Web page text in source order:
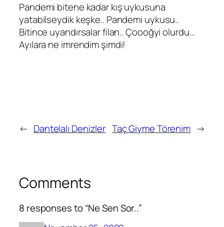
Pandemi bitene kadar kış uykusuna
yatabilseydik keşke.. Pandemi uykusu..
Bitince uyandırsalar filan.. Çoooğyi olurdu…
Ayılara ne imrendim şimdi!
← Dantelalı Denizler Taç Giyme Törenim →
Comments
8 responses to “Ne Sen Sor..”